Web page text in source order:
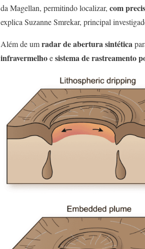
da Magellan, permitindo localizar, com
explica Suzanne Smrekar, principal
Além de umradar de abertura sintética
infravermelhoesistema de rastreamento